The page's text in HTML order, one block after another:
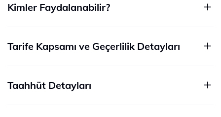
Kimler Faydalanabilir?
Tarife Kapsamı ve Geçerlilik Detayları​
Taahhüt Detayları